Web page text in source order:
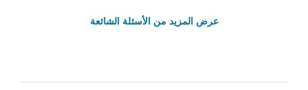
عرض المزيد من الأسئلة الشائعة